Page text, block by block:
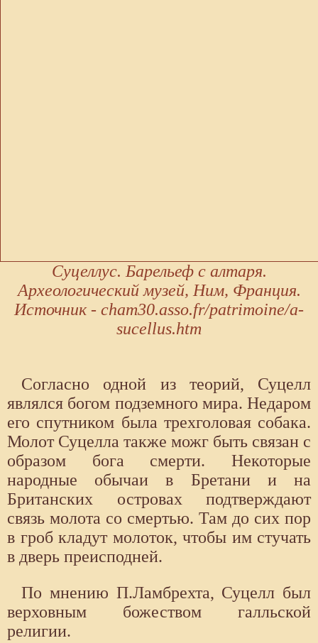
Суцеллус. Барельеф с алтаря.
Археологический музей, Ним, Франция.
Источник - cham30.asso.fr/patrimoine/a-
sucellus.htm
Согласно одной из теорий, Суцелл
являлся богом подземного мира. Недаром
его спутником была трехголовая собака.
Молот Суцелла также можг быть связан с
образом бога смерти. Некоторые
народные обычаи в Бретани и на
Британских островах подтверждают
связь молота со смертью. Там до сих пор
в гроб кладут молоток, чтобы им стучать
в дверь преисподней.
По мнению П.Ламбрехта, Суцелл был
верховным божеством галльской
религии.